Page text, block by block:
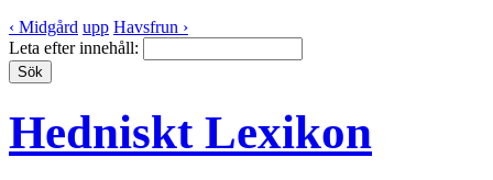
‹ Midgård upp Havsfrun ›
Leta efter innehåll:
Hedniskt Lexikon